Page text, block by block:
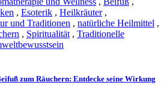
, Esoterik , Heilkräuter,
und Traditionen , natürliche Heilmittel ,
, Spiritualität , Traditionelle
zum Räuchern: Entdecke seine Wirkung